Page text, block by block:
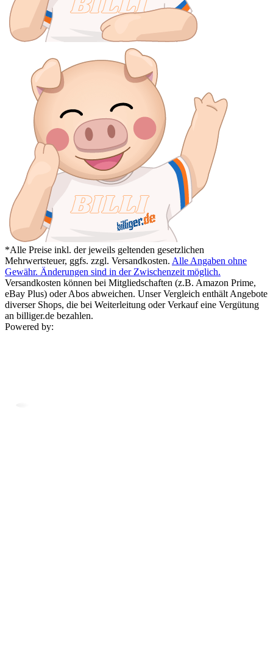
*Alle Preise inkl. der jeweils geltenden gesetzlichen
Mehrwertsteuer, ggfs. zzgl. Versandkosten. Alle Angaben ohne
Gewähr. Änderungen sind in der Zwischenzeit möglich.
Versandkosten können bei Mitgliedschaften (z.B. Amazon Prime,
eBay Plus) oder Abos abweichen. Unser Vergleich enthält Angebote
diverser Shops, die bei Weiterleitung oder Verkauf eine Vergütung
an billiger.de bezahlen.
Powered by: